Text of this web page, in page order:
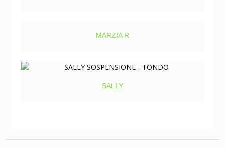
MARZIA R
SALLY